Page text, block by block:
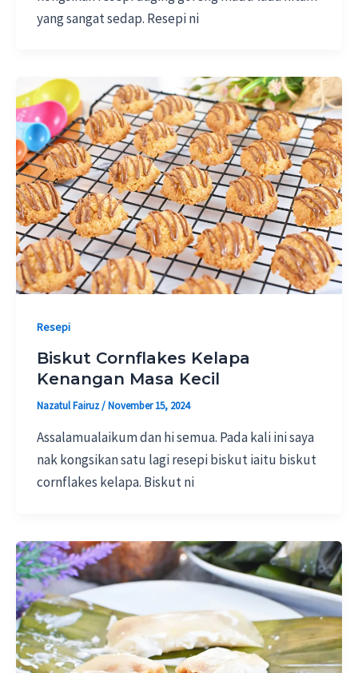
yang sangat sedap. Resepi ni
Resepi
Biskut Cornflakes Kelapa
Kenangan Masa Kecil
Nazatul Fairuz/November 15, 2024
Assalamualaikum dan hi semua. Pada kali ini saya
nak kongsikan satu lagi resepi biskut iaitu biskut
cornflakes kelapa. Biskut ni